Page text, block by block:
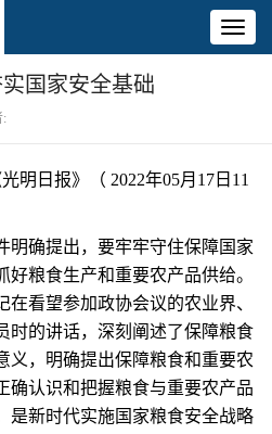
国家安全基础
日报》（ 2022年05月17日11
确提出，要牢牢守住保障国家
粮食生产和重要农产品供给。
看望参加政协会议的农业界、
时的讲话，深刻阐述了保障粮食
义，明确提出保障粮食和重要农
确认识和把握粮食与重要农产品
是新时代实施国家粮食安全战略